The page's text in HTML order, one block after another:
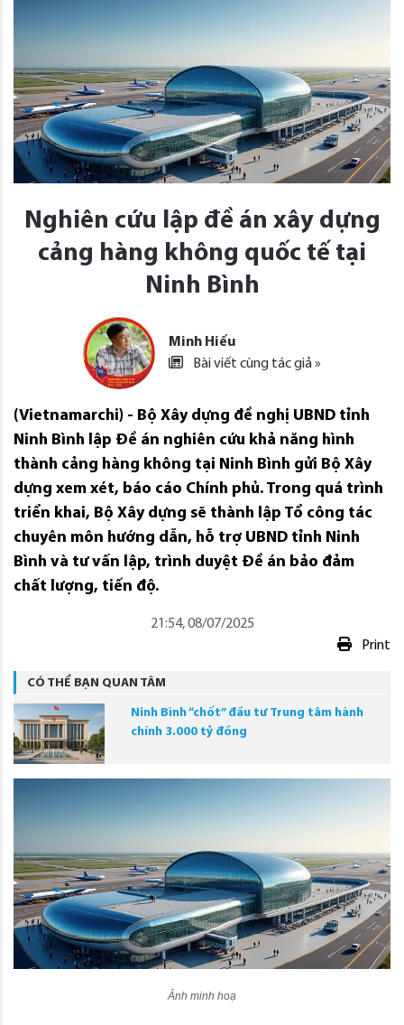
Nghiên cứu lập đề án xây dựng
cảng hàng không quốc tế tại
Ninh Bình
Minh Hiếu
Bài viết cùng tác giả »
(Vietnamarchi) - Bộ Xây dựng đề nghị UBND tỉnh
Ninh Bình lập Đề án nghiên cứu khả năng hình
thành cảng hàng không tại Ninh Bình gửi Bộ Xây
dựng xem xét, báo cáo Chính phủ. Trong quá trình
triển khai, Bộ Xây dựng sẽ thành lập Tổ công tác
chuyên môn hướng dẫn, hỗ trợ UBND tỉnh Ninh
Bình và tư vấn lập, trình duyệt Đề án bảo đảm
chất lượng, tiến độ.
21:54, 08/07/2025
Print
CÓ THỂ BẠN QUAN TÂM
Ninh Bình “chốt” đầu tư Trung tâm hành
chính 3.000 tỷ đồng
Ảnh minh hoạ